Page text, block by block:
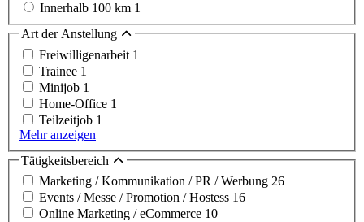
Innerhalb 100 km 1
Art der Anstellung
Freiwilligenarbeit 1
Trainee 1
Minijob 1
Home-Office 1
Teilzeitjob 1
Mehr anzeigen
Tätigkeitsbereich
Marketing / Kommunikation / PR / Werbung 26
Events / Messe / Promotion / Hostess 16
Online Marketing / eCommerce 10